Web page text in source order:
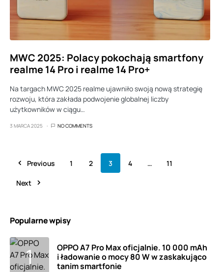
MWC 2025: Polacy pokochają smartfony
realme 14 Pro i realme 14 Pro+
Na targach MWC 2025 realme ujawniło swoją nową strategię
rozwoju, która zakłada podwojenie globalnej liczby
użytkowników w ciągu…
3 MARCA 2025 NO COMMENTS
Previous 1 2 3 4 … 11
Next
Popularne wpisy
OPPO A7 Pro Max oficjalnie. 10 000 mAh
i ładowanie o mocy 80 W w zaskakująco
tanim smartfonie